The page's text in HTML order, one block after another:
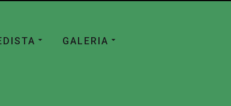
GALERIA